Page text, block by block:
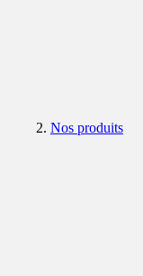
Nos produits